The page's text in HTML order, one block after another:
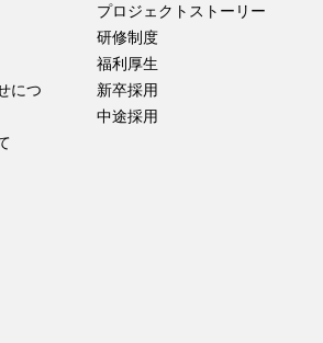
につ
プロジェクトストーリー
研修制度
福利厚生
新卒採用
中途採用